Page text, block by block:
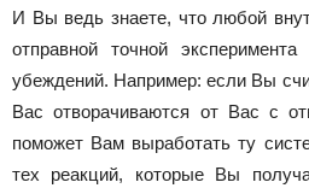
И Вы ведь знаете, что любой
отправной точной
убеждений. Например: если Вы
Вас отворачиваются от Вас с
поможет Вам выработать ту
тех реакций, которые Вы